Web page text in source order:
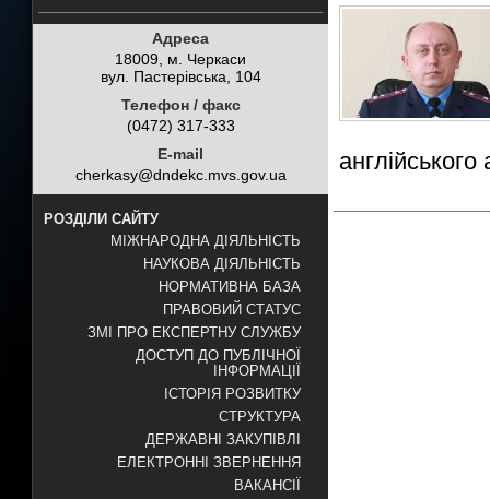
Адреса
18009, м. Черкаси
вул. Пастерівська, 104
Телефон / факс
(0472) 317-333
E-mail
cherkasy@dndekc.mvs.gov.ua
РОЗДІЛИ САЙТУ
МІЖНАРОДНА ДІЯЛЬНІСТЬ
НАУКОВА ДІЯЛЬНІСТЬ
НОРМАТИВНА БАЗА
ПРАВОВИЙ СТАТУС
ЗМІ ПРО ЕКСПЕРТНУ СЛУЖБУ
ДОСТУП ДО ПУБЛІЧНОЇ
ІНФОРМАЦІЇ
ІСТОРІЯ РОЗВИТКУ
СТРУКТУРА
ДЕРЖАВНІ ЗАКУПІВЛІ
ЕЛЕКТРОННІ ЗВЕРНЕННЯ
ВАКАНСІЇ